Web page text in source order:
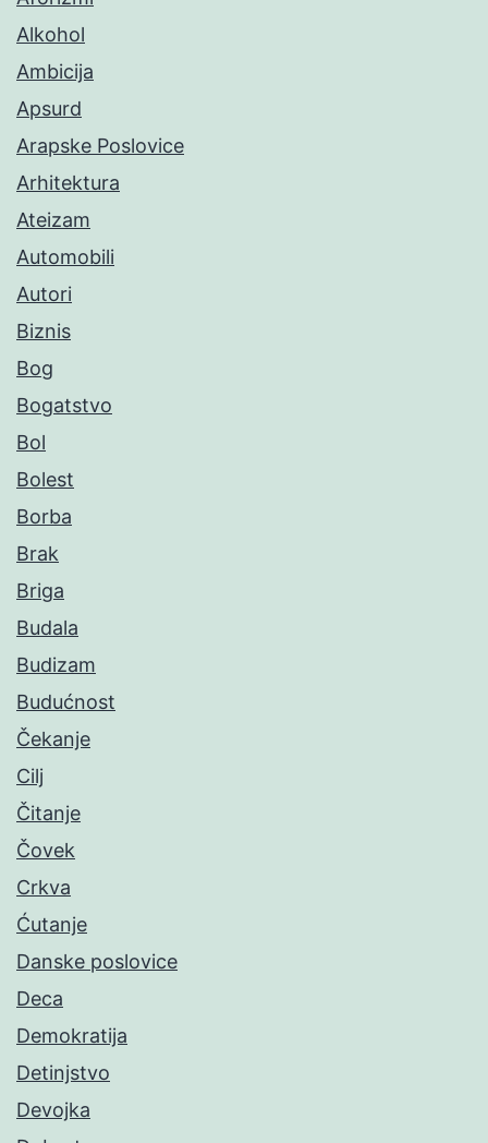
Alkohol
Ambicija
Apsurd
Arapske Poslovice
Arhitektura
Ateizam
Automobili
Autori
Biznis
Bog
Bogatstvo
Bol
Bolest
Borba
Brak
Briga
Budala
Budizam
Budućnost
Čekanje
Cilj
Čitanje
Čovek
Crkva
Ćutanje
Danske poslovice
Deca
Demokratija
Detinjstvo
Devojka